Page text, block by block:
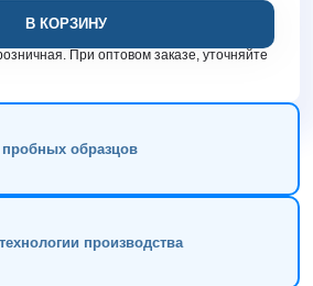
В КОРЗИНУ
При оптовом заказе, уточняйте
пробных образцов
производства